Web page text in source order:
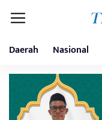
Daerah Nasional